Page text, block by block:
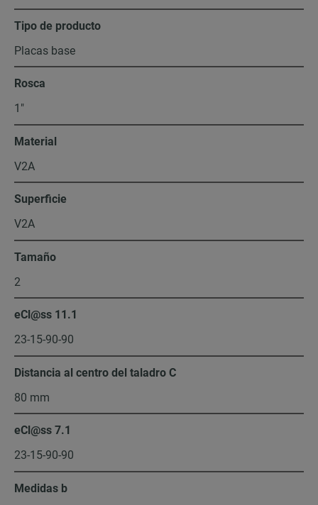
Tipo de producto
Placas base
Rosca
1″
Material
V2A
Superficie
V2A
Tamaño
2
eCl@ss 11.1
23-15-90-90
Distancia al centro del taladro C
80 mm
eCl@ss 7.1
23-15-90-90
Medidas b